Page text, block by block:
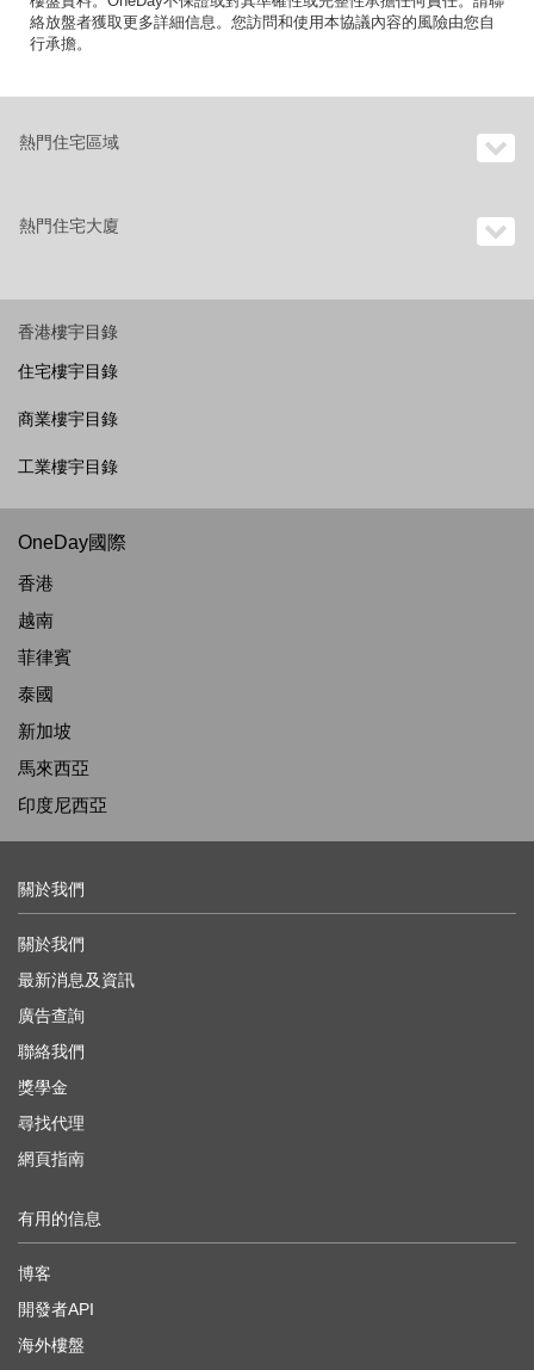
絡放盤者獲取更多詳細信息。您訪問和使用本協議內容的風險由您自
行承擔。
熱門住宅區域
熱門住宅大廈
香港樓宇目錄
住宅樓宇目錄
商業樓宇目錄
工業樓宇目錄
OneDay國際
香港
越南
菲律賓
泰國
新加坡
馬來西亞
印度尼西亞
關於我們
關於我們
最新消息及資訊
廣告查詢
聯絡我們
獎學金
尋找代理
網頁指南
有用的信息
博客
開發者API
海外樓盤